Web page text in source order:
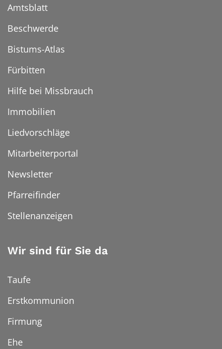
Amtsblatt
Beschwerde
Bistums-Atlas
Fürbitten
Hilfe bei Missbrauch
Immobilien
Liedvorschläge
Mitarbeiterportal
Newsletter
Pfarreifinder
Stellenanzeigen
Wir sind für Sie da
Taufe
Erstkommunion
Firmung
Ehe